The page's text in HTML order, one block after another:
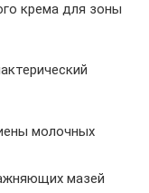
крема для зоны
молочных
мазей